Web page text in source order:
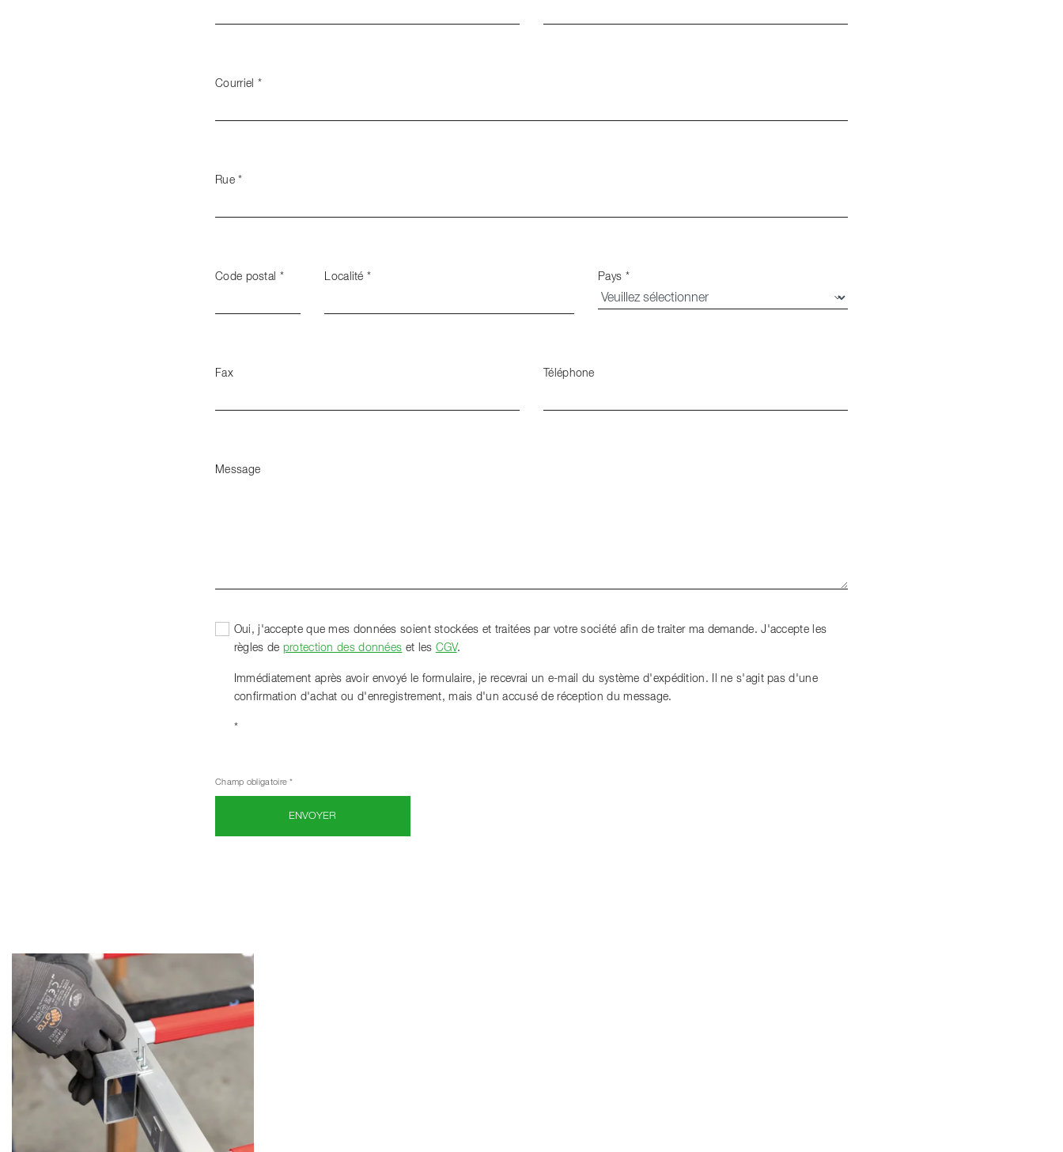
Courriel *
Rue*
Code postal * Localité* Pays *
Fax Téléphone
Message
Oui, j'accepte que mes données soient stockées et traitées par votre société afin de traiter ma demande. J'accepte les
règles de protection des données et les CGV.
Immédiatement après avoir envoyé le formulaire, je recevrai un e-mail du système d'expédition. Il ne s'agit pas d'une
confirmation d'achat ou d'enregistrement, mais d'un accusé de réception du message.
*
Champ obligatoire *
ENVOYER